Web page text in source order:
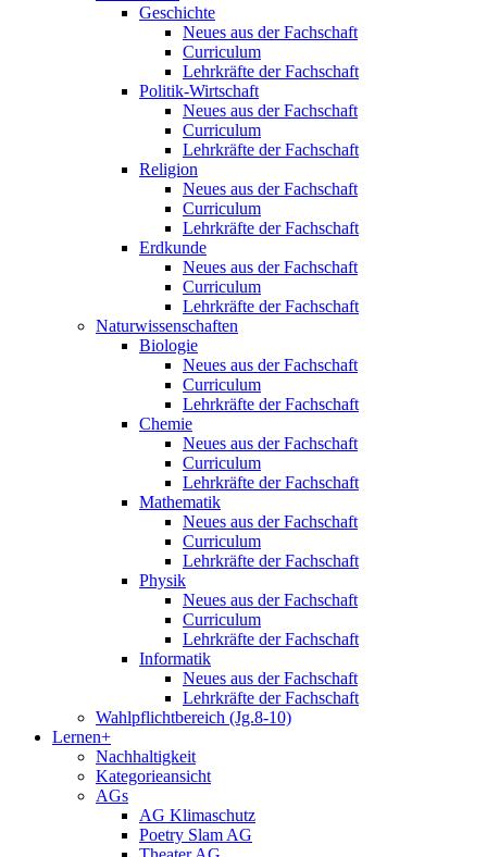
Geschichte
Neues aus der Fachschaft
Curriculum
Lehrkräfte der Fachschaft
Politik-Wirtschaft
Neues aus der Fachschaft
Curriculum
Lehrkräfte der Fachschaft
Religion
Neues aus der Fachschaft
Curriculum
Lehrkräfte der Fachschaft
Erdkunde
Neues aus der Fachschaft
Curriculum
Lehrkräfte der Fachschaft
Naturwissenschaften
Biologie
Neues aus der Fachschaft
Curriculum
Lehrkräfte der Fachschaft
Chemie
Neues aus der Fachschaft
Curriculum
Lehrkräfte der Fachschaft
Mathematik
Neues aus der Fachschaft
Curriculum
Lehrkräfte der Fachschaft
Physik
Neues aus der Fachschaft
Curriculum
Lehrkräfte der Fachschaft
Informatik
Neues aus der Fachschaft
Lehrkräfte der Fachschaft
Wahlpflichtbereich (Jg.8-10)
Lernen+
Nachhaltigkeit
Kategorieansicht
AGs
AG Klimaschutz
Poetry Slam AG